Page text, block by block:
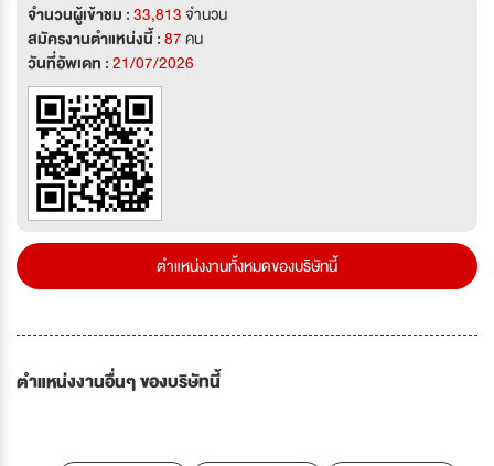
จำนวนผู้เข้าชม :33,813จำนวน
สมัครงานตำแหน่งนี้ :87คน
วันที่อัพเดท :21/07/2026
ตำแหน่งงานทั้งหมดของบริษัทนี้
ตำแหน่งงานอื่นๆ ของบริษัทนี้